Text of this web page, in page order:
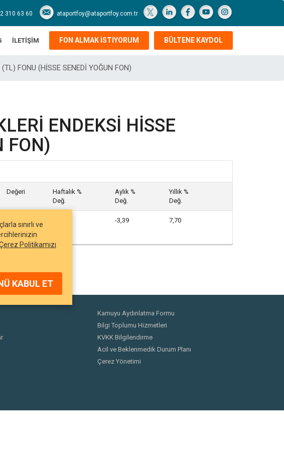
310 63 60 ataportfoy@ataportfoy.com.tr
İLETİŞİM BÜLTENE KAYDOL
FON ALMAK İSTİYORUM
FONU (HİSSE SENEDİ YOĞUN FON)
ENDEKSİ HİSSE
FON)
Değeri
Haftalık %
Değ.
Aylık %
Değ.
Yıllık %
Değ.
0.114407 -3,39 7,70
Kamuyu Aydınlatma Formu
Bilgi Toplumu Hizmetleri
KVKK Bilgilendirme
Acil ve Beklenmedik Durum Planı
Çerez Yönetimi
sınırlı ve
Politikamızı
KABUL ET